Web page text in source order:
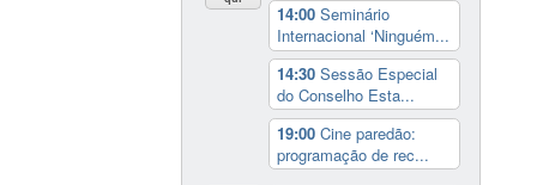
14:00 Seminário
Internacional ‘Ninguém...
14:30 Sessão Especial
do Conselho Esta...
19:00 Cine paredão:
programação de rec...